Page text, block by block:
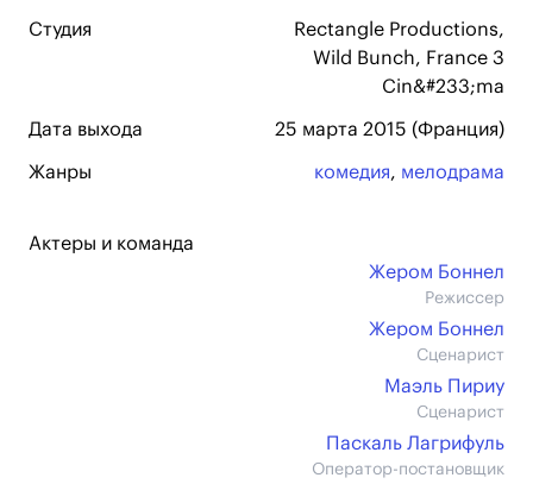
Студия
Rectangle Productions,
Wild Bunch, France 3
Cin&#233;ma
Дата выхода 25 марта 2015 (Франция)
Жанры комедия, мелодрама
Актеры и команда
Жером Боннел
Режиссер
Жером Боннел
Сценарист
Маэль Пириу
Сценарист
Паскаль Лагрифуль
Оператор-постановщик